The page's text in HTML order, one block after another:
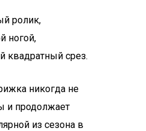
ролик,
ногой,
квадратный срез.
никогда не
и продолжает
из сезона в